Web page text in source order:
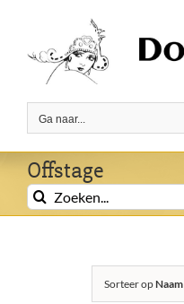
inhoud
Ga naar...
Offstage
Zoeken
naar:
Sorteer opNaam